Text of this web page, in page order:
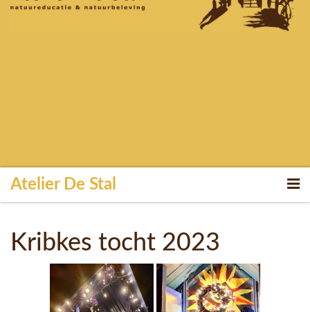
Atelier De Stal
Kribkes tocht 2023